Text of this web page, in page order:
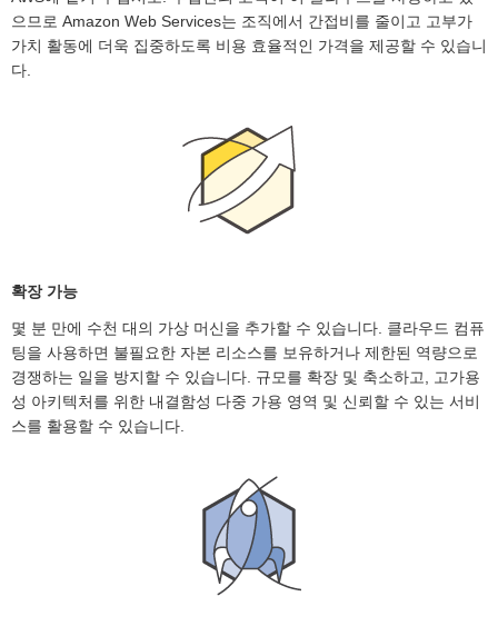
으므로 Amazon Web Services는 조직에서 간접비를 줄이고 고부가
가치 활동에 더욱 집중하도록 비용 효율적인 가격을 제공할 수 있습니
다.
확장 가능
몇 분 만에 수천 대의 가상 머신을 추가할 수 있습니다. 클라우드 컴퓨
팅을 사용하면 불필요한 자본 리소스를 보유하거나 제한된 역량으로
경쟁하는 일을 방지할 수 있습니다. 규모를 확장 및 축소하고, 고가용
성 아키텍처를 위한 내결함성 다중 가용 영역 및 신뢰할 수 있는 서비
스를 활용할 수 있습니다.